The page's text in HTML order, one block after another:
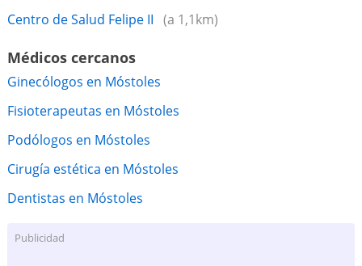
Centro de Salud Felipe II (a 1,1km)
Médicos cercanos
Ginecólogos en Móstoles
Fisioterapeutas en Móstoles
Podólogos en Móstoles
Cirugía estética en Móstoles
Dentistas en Móstoles
Publicidad